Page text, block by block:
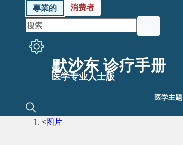
專業的 消费者
默沙东 诊疗手册
医学专业人士版
医学主题
<图片